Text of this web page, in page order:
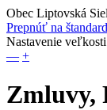
Obec Liptovská
Prepnúť na
Nastavenie
— +
Zmluvy,